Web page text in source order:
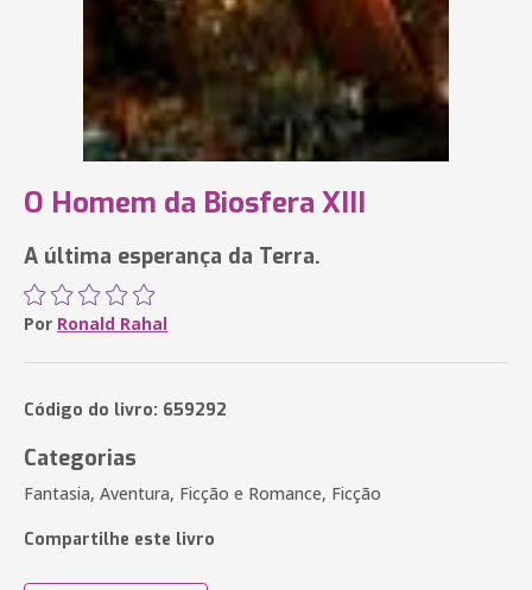
O Homem da Biosfera XIII
A última esperança da Terra.
Por Ronald Rahal
Código do livro: 659292
Categorias
Fantasia, Aventura, Ficção e Romance, Ficção
Compartilhe este livro